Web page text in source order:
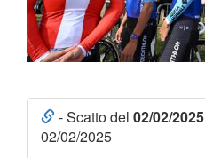
- Scatto del 02/02/2025
02/02/2025